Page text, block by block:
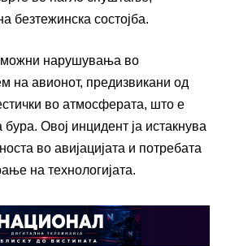
безтежинска состојба.
можни нарушувања во
на авионот, предизвикани од
во атмосферата, што е
Овој инцидент ја истакнува
во авијацијата и потребата
на технологијата.